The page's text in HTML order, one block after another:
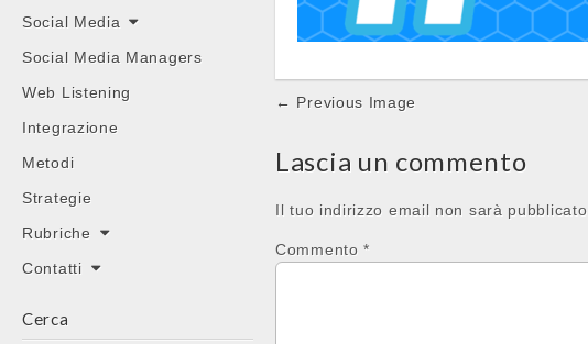
Main
menu
Skip
content
Social Media
Social Media Managers
Web Listening
Integrazione
Metodi
Strategie
Rubriche
Contatti
Cerca
Post
← Previous Image
Lascia un commento
Il tuo indirizzo email non sarà pubblicato.
Commento*